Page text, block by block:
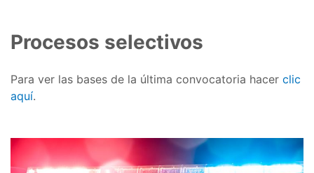
Procesos selectivos
Para ver las bases de la última convocatoria hacer clic
aquí.